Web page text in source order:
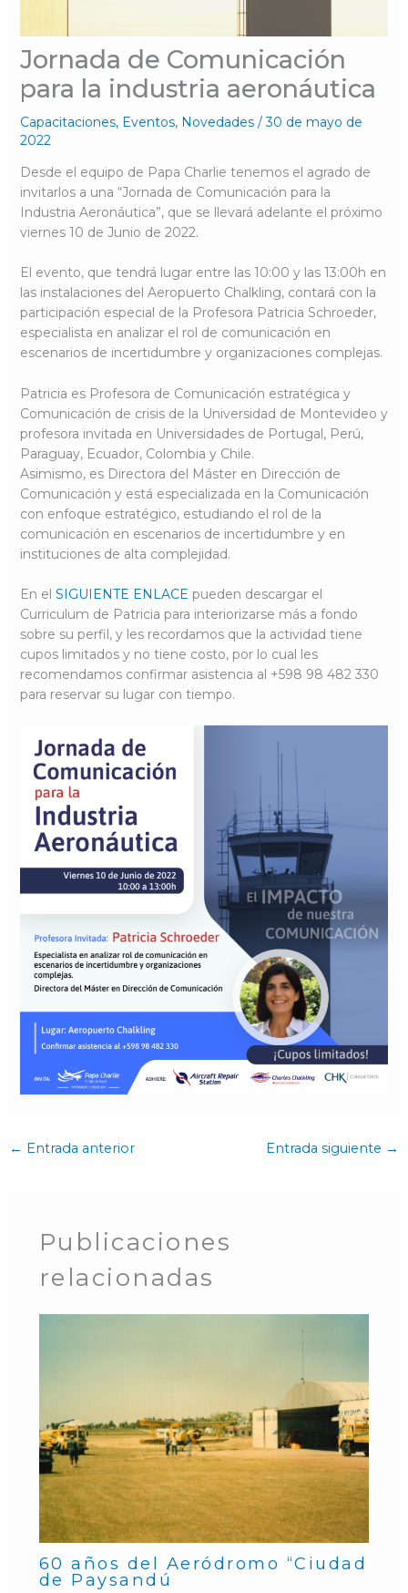
Jornada de Comunicación
para la industria aeronáutica
Capacitaciones, Eventos, Novedades/30 de mayo de
2022
Desde el equipo de Papa Charlie tenemos el agrado de
invitarlos a una “Jornada de Comunicación para la
Industria Aeronáutica”, que se llevará adelante el próximo
viernes 10 de Junio de 2022.
El evento, que tendrá lugar entre las 10:00 y las 13:00h en
las instalaciones del Aeropuerto Chalkling, contará con la
participación especial de la Profesora Patricia Schroeder,
especialista en analizar el rol de comunicación en
escenarios de incertidumbre y organizaciones complejas.
Patricia es Profesora de Comunicación estratégica y
Comunicación de crisis de la Universidad de Montevideo y
profesora invitada en Universidades de Portugal, Perú,
Paraguay, Ecuador, Colombia y Chile.
Asimismo, es Directora del Máster en Dirección de
Comunicación y está especializada en la Comunicación
con enfoque estratégico, estudiando el rol de la
comunicación en escenarios de incertidumbre y en
instituciones de alta complejidad.
En el SIGUIENTE ENLACE pueden descargar el
Curriculum de Patricia para interiorizarse más a fondo
sobre su perfil, y les recordamos que la actividad tiene
cupos limitados y no tiene costo, por lo cual les
recomendamos confirmar asistencia al +598 98 482 330
para reservar su lugar con tiempo.
← Entrada anterior Entrada siguiente →
Publicaciones
relacionadas
60 años del Aeródromo “Ciudad
de Paysandú